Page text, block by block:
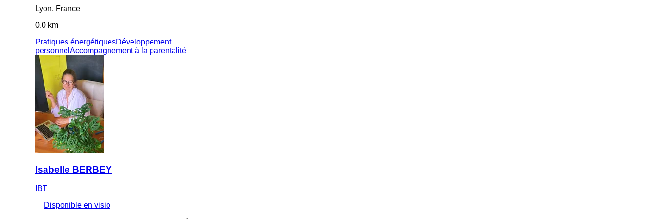
Lyon, France
0.0 km
Pratiques énergétiquesDéveloppement
personnel Accompagnement à la parentalité
Isabelle BERBEY
IBT
Disponible en visio